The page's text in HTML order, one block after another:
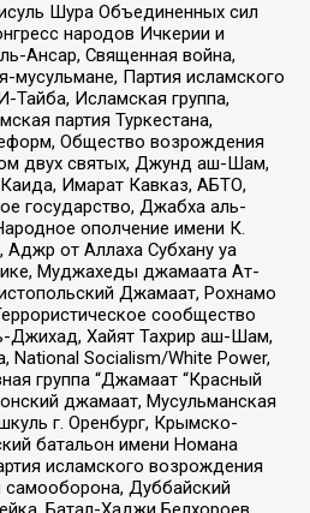
Шура Объединенных сил
народов Ичкерии и
Ансар, Священная война,
мусульмане, Партия исламского
Исламская группа,
партия Туркестана,
Общество возрождения
двух святых, Джунд аш-Шам,
Имарат Кавказ, АБТО,
государство, Джабха аль-
ополчение имени К.
от Аллаха Субхану уа
Муджахеды джамаата Ат-
Джамаат, Рохнамо
сообщество
Джихад, Хайят Тахрир аш-Шам,
Socialism/White Power,
группа “Джамаат “Красный
джамаат, Мусульманская
г. Оренбург, Крымско-
батальон имени Номана
исламского возрождения
Дуббайский